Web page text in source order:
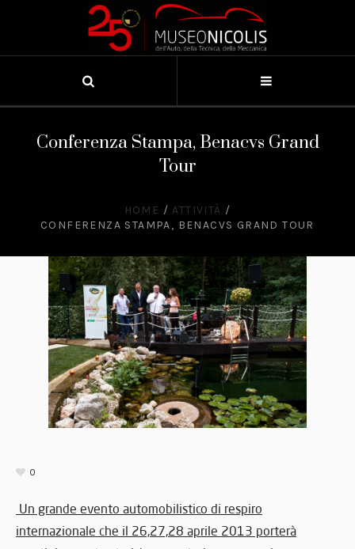
Conferenza Stampa, Benacvs Grand
Tour
HOME / ATTIVITÀ /
CONFERENZA STAMPA, BENACVS GRAND TOUR
0
Un grande evento automobilistico di respiro
internazionale che il 26,27,28 aprile 2013 porterà